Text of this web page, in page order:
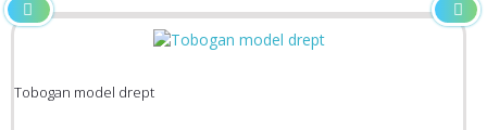
Tobogan model drept